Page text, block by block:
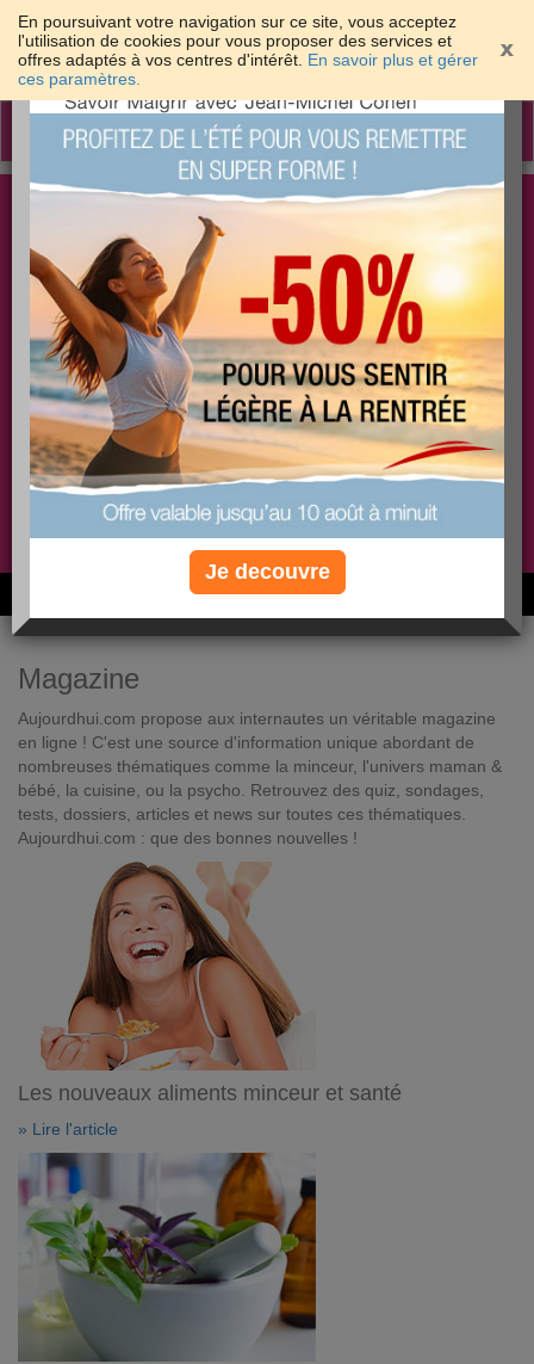
En poursuivant votre navigation sur ce site, vous acceptez
l'utilisation de cookies pour vous proposer des services et
offres adaptés à vos centres d'intérêt. En savoir plus et gérer
ces paramètres.
Toggle
Les meilleures solutions pour maigrir et être bien
dans sa peau
PLUS
EFFICACE
PLUS
SANTÉ
PLUS
COACHING
Non, je préfère le régime gratuit
6M de personnes ont maigri et réappris à manger avec nous
Magazine
Aujourdhui.com propose aux internautes un véritable magazine
en ligne ! C'est une source d'information unique abordant de
nombreuses thématiques comme la minceur, l'univers maman &
bébé, la cuisine, ou la psycho. Retrouvez des quiz, sondages,
tests, dossiers, articles et news sur toutes ces thématiques.
Aujourdhui.com : que des bonnes nouvelles !
Les nouveaux aliments minceur et santé
» Lire l'article
×
Je decouvre